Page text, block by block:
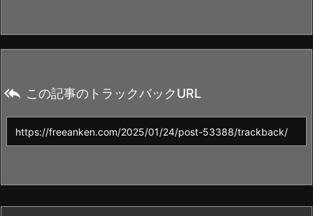
 この記事のトラックバックURL